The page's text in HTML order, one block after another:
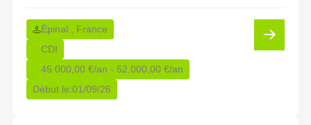
Épinal , France
CDI
45.000,00 €/an - 52.000,00 €/an
Début le:01/09/26